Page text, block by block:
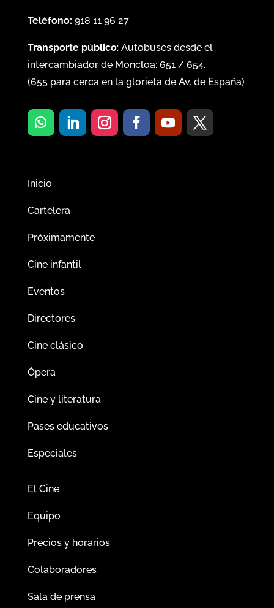
Teléfono: 918 11 96 27
Transporte público: Autobuses desde el
intercambiador de Moncloa: 651/ 654.
(655para cerca en la glorieta de Av. de España)
Inicio
Cartelera
Próximamente
Cine infantil
Eventos
Directores
Cine clásico
Ópera
Cine y literatura
Pases educativos
Especiales
El Cine
Equipo
Precios y horarios
Colaboradores
Sala de prensa